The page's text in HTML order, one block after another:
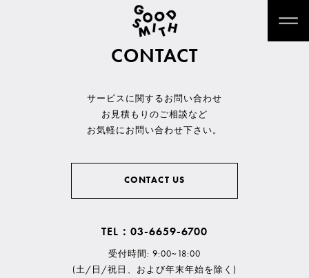
CONTACT
サービスに関するお問い合わせ
お見積もりのご相談など
お気軽にお問い合わせ下さい。
CONTACT US
TEL：03-6659-6700
受付時間: 9:00~18:00
(土/日/祝日、および年末年始を除く)